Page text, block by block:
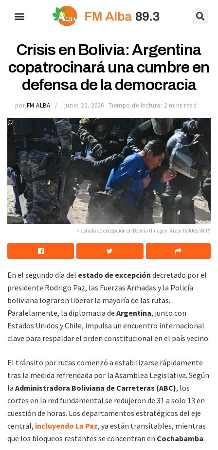
Crisis en Bolivia: Argentina
copatrocinará una cumbre en
defensa de la democracia
por FM ALBA junio 22, 2026 Tiempo de lectura: 2 mins read
» Estado de excepción en Bolivia (Imagen: Aizar Raldes/AFP)
En el segundo día del estado de excepción decretado por el
presidente Rodrigo Paz, las Fuerzas Armadas y la Policía
boliviana lograron liberar la mayoría de las rutas.
Paralelamente, la diplomacia de Argentina, junto con
Estados Unidos y Chile, impulsa un encuentro internacional
clave para respaldar el orden constitucional en el país vecino.
El tránsito por rutas comenzó a estabilizarse rápidamente
tras la medida refrendada por la Asamblea Legislativa. Según
la Administradora Boliviana de Carreteras (ABC), los
cortes en la red fundamental se redujeron de 31 a solo 13 en
cuestión de horas. Los departamentos estratégicos del eje
central, incluyendo La Paz, ya están transitables, mientras
que los bloqueos restantes se concentran en Cochabamba.